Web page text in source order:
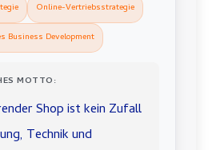
Online-Vertriebsstrategie
Business Development
MOTTO:
Shop ist kein Zufall
Technik und